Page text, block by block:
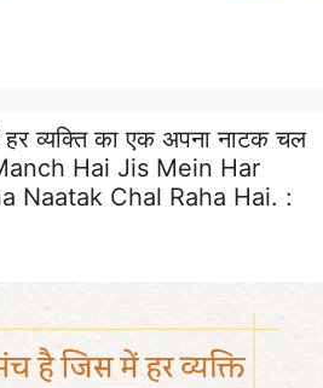
व्यक्ति का एक अपना नाटक चल
Hai Jis Mein Har
Naatak Chal Raha Hai. :